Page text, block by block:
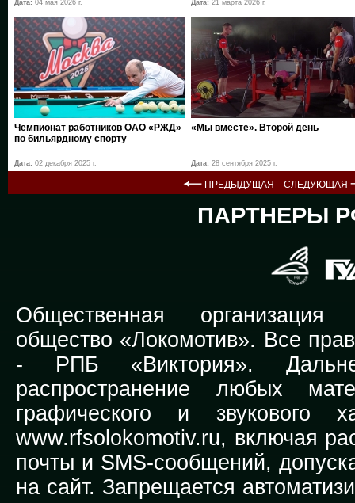
Дата: 04 мая 2026 г. Дата: 21 марта 2026 г.
Чемпионат работников ОАО «РЖД»
по бильярдному спорту
Дата: 02 декабря 2025 г.
«Мы вместе». Второй день
Дата: 28 сентября 2025 г.
ПРЕДЫДУЩАЯ СЛЕДУЮЩАЯ
ПАРТНЕРЫ
Общественная организация
общество «Локомотив». Все
- РПБ «Виктория».
распространение любых
графического и звукового
www.rfsolokomotiv.ru, включая
почты и SMS-сообщений,
на сайт. Запрещается